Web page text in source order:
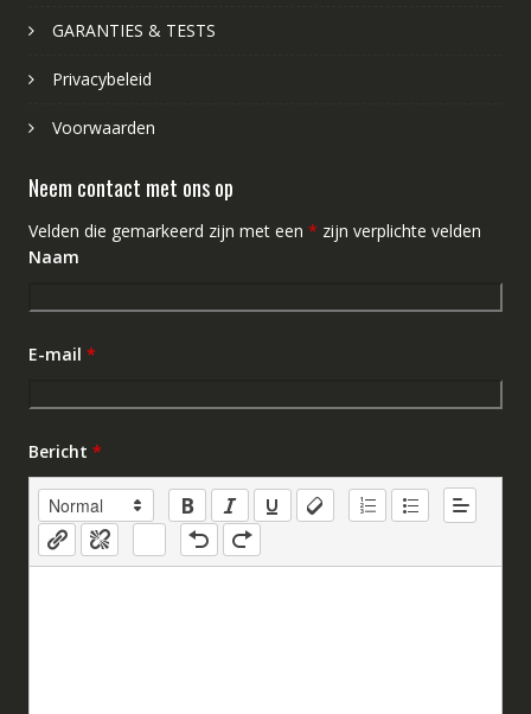
GARANTIES & TESTS
Privacybeleid
Voorwaarden
Neem contact met ons op
Velden die gemarkeerd zijn met een * zijn verplichte velden
Naam
E-mail *
Bericht *